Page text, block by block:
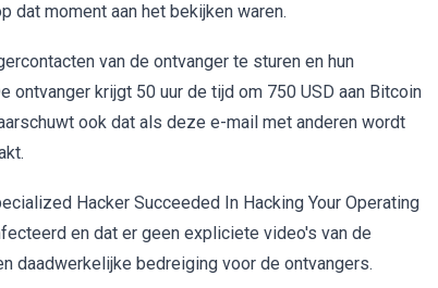
dat moment aan het bekijken waren.
van de ontvanger te sturen en hun
krijgt 50 uur de tijd om 750 USD aan Bitcoin
ook dat als deze e-mail met anderen wordt
Hacker Succeeded In Hacking Your Operating
en dat er geen expliciete video's van de
daadwerkelijke bedreiging voor de ontvangers.